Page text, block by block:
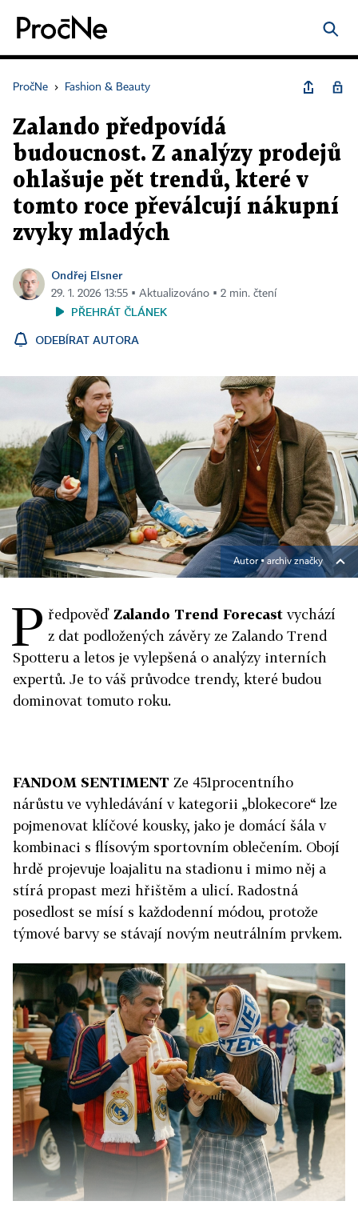
PročNe › Fashion & Beauty
Zalando předpovídá
budoucnost. Z analýzy prodejů
ohlašuje pět trendů, které v
tomto roce převálcují nákupní
zvyky mladých
Ondřej Elsner
29. 1. 2026 13:55 ▪ Aktualizováno ▪ 2 min. čtení
PŘEHRÁT ČLÁNEK
ODEBÍRAT AUTORA
Autor ▪ archiv značky
P ředpověď Zalando Trend Forecast vychází
z dat podložených závěry ze Zalando Trend
Spotteru a letos je vylepšená o analýzy interních
expertů. Je to váš průvodce trendy, které budou
dominovat tomuto roku.
FANDOM SENTIMENT Ze 451procentního
nárůstu ve vyhledávání v kategorii „blokecore“ lze
pojmenovat klíčové kousky, jako je domácí šála v
kombinaci s flísovým sportovním oblečením. Obojí
hrdě projevuje loajalitu na stadionu i mimo něj a
stírá propast mezi hřištěm a ulicí. Radostná
posedlost se mísí s každodenní módou, protože
týmové barvy se stávají novým neutrálním prvkem.